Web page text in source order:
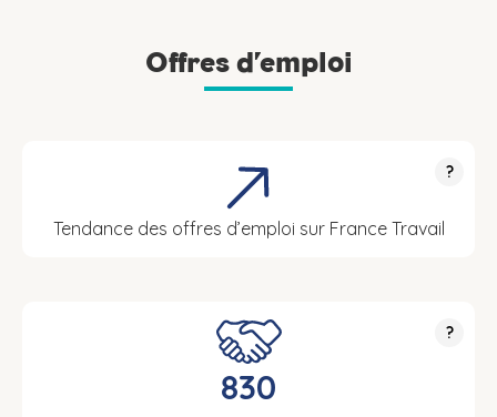
Offres d’emploi
?
Tendance des offres d’emploi sur France Travail
?
830